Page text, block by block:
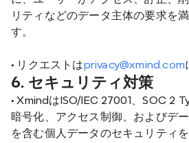
リティなどのデータ主体の要求を
す。
• リクエストはprivacy@xmind.com
6. セキュリティ対策
• XmindはISO/IEC 27001、SOC 2
暗号化、アクセス制御、およびデ
を含む個人データのセキュリティ